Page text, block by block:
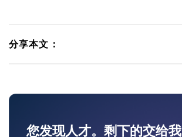
分享本文：
您发现人才。剩下的交给我